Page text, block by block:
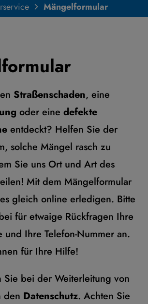
Mängelformular
Straßenschaden, eine
oder eine defekte
entdeckt? Helfen Sie der
solche Mängel rasch zu
Sie uns Ort und Art des
Mit dem Mängelformular
gleich online erledigen. Bitte
für etwaige Rückfragen Ihre
und Ihre Telefon-Nummer an.
für Ihre Hilfe!
Sie bei der Weiterleitung von
den Datenschutz. Achten Sie